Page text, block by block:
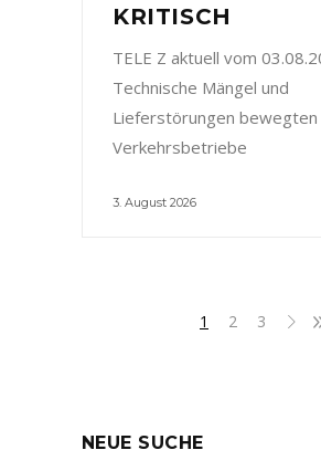
KRITISCH
TELE Z aktuell vom
Technische Mängel und
Lieferstörungen bewegten
Verkehrsbetriebe
3. August 2026
1 2 3
NEUE SUCHE